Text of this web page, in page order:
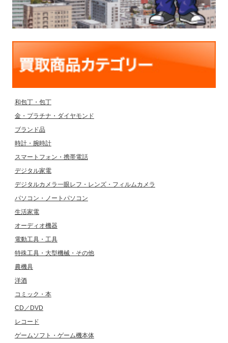
和包丁・包丁
金・プラチナ・ダイヤモンド
ブランド品
時計・腕時計
スマートフォン・携帯電話
デジタル家電
デジタルカメラ一眼レフ・レンズ・フィルムカメラ
パソコン・ノートパソコン
生活家電
オーディオ機器
電動工具・工具
特殊工具・大型機械・その他
農機具
洋酒
コミック・本
CD／DVD
レコード
ゲームソフト・ゲーム機本体